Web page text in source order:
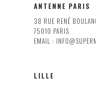
ANTENNE PARIS
38 RUE RENÉ
75010 PARIS
EMAIL :
LILLE